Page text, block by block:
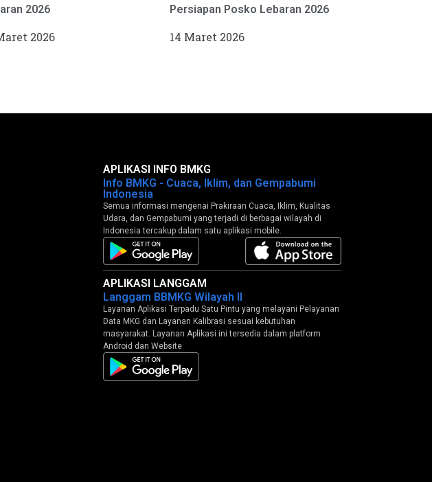
2026
2026
Persiapan Posko Lebaran 2026
14 Maret 2026
APLIKASI INFO BMKG
Info BMKG - Cuaca, Iklim, dan Gempabumi
Indonesia
Semua informasi mengenai Prakiraan Cuaca, Iklim, Kualitas
Udara, dan Gempabumi yang terjadi di berbagai wilayah di
Indonesia tercakup dalam satu aplikasi mobile.
APLIKASI LANGGAM
Langgam BBMKG Wilayah II
Layanan Aplikasi Terpadu Satu Pintu yang melayani Pelayanan
Data MKG dan Layanan Kalibrasi sesuai kebutuhan
masyarakat. Layanan Aplikasi ini tersedia dalam platform
Android dan Website